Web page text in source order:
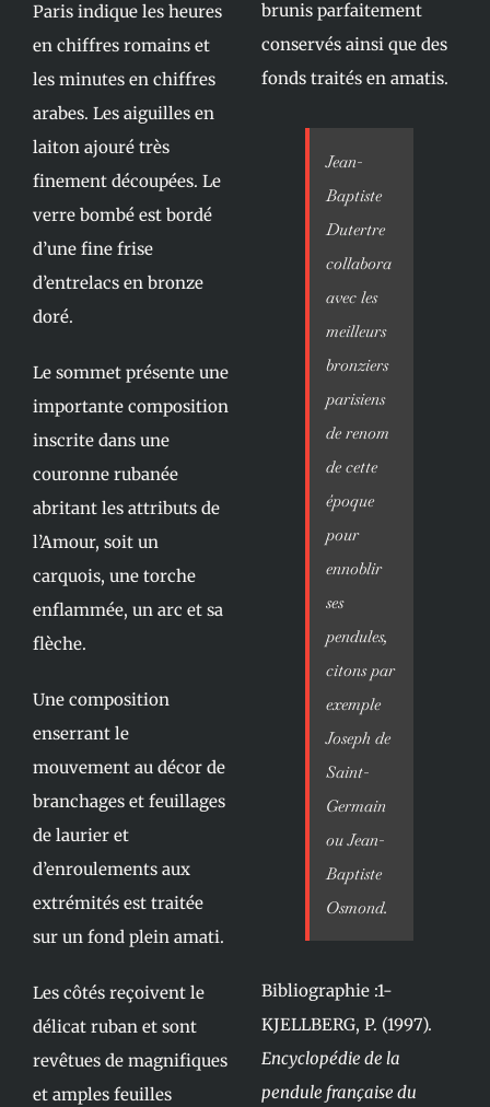
Paris indique les heures
en chiffres romains et
les minutes en chiffres
arabes. Les aiguilles en
laiton ajouré très
finement découpées. Le
verre bombé est bordé
d’une fine frise
d’entrelacs en bronze
doré.
Le sommet présente une
importante composition
inscrite dans une
couronne rubanée
abritant les attributs de
l’Amour, soit un
carquois, une torche
enflammée, un arc et sa
flèche.
Une composition
enserrant le
mouvement au décor de
branchages et feuillages
de laurier et
d’enroulements aux
extrémités est traitée
sur un fond plein amati.
Les côtés reçoivent le
délicat ruban et sont
revêtues de magnifiques
et amples feuilles
brunis parfaitement
conservés ainsi que des
fonds traités en amatis.
Jean-
Baptiste
Dutertre
collabora
avec les
meilleurs
bronziers
parisiens
de renom
de cette
époque
pour
ennoblir
ses
pendules,
citons par
exemple
Joseph de
Saint-
Germain
ou Jean-
Baptiste
Osmond.
Bibliographie :1-
KJELLBERG, P. (1997).
Encyclopédie de la
pendule française du